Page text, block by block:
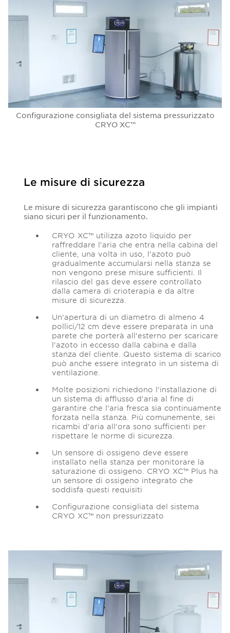
Configurazione consigliata del sistema pressurizzato
CRYO XC™
Le misure di sicurezza
Le misure di sicurezza garantiscono che gli impianti
siano sicuri per il funzionamento.
CRYO XC™ utilizza azoto liquido per
raffreddare l'aria che entra nella cabina del
cliente, una volta in uso, l'azoto può
gradualmente accumularsi nella stanza se
non vengono prese misure sufficienti. Il
rilascio del gas deve essere controllato
dalla camera di crioterapia e da altre
misure di sicurezza.
Un'apertura di un diametro di almeno 4
pollici/12 cm deve essere preparata in una
parete che porterà all'esterno per scaricare
l'azoto in eccesso dalla cabina e dalla
stanza del cliente. Questo sistema di scarico
può anche essere integrato in un sistema di
ventilazione.
Molte posizioni richiedono l'installazione di
un sistema di afflusso d'aria al fine di
garantire che l'aria fresca sia continuamente
forzata nella stanza. Più comunemente, sei
ricambi d'aria all'ora sono sufficienti per
rispettare le norme di sicurezza.
Un sensore di ossigeno deve essere
installato nella stanza per monitorare la
saturazione di ossigeno. CRYO XC™ Plus ha
un sensore di ossigeno integrato che
soddisfa questi requisiti
Configurazione consigliata del sistema
CRYO XC™ non pressurizzato